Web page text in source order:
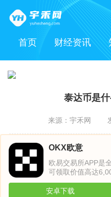
首页 财经资讯
泰达币是
来源：宇禾网
OKX欧意
欧易交易所APP是
可领取价值高达
安卓下载